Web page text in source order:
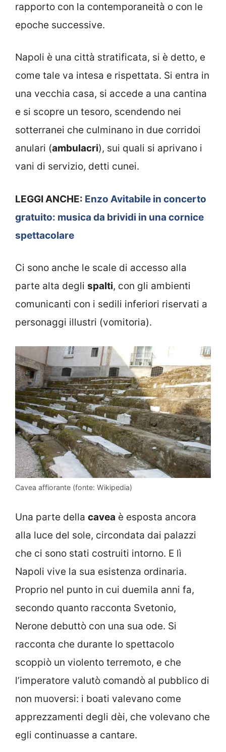
rapporto con la contemporaneità o con le
epoche successive.
Napoli è una città stratificata, si è detto, e
come tale va intesa e rispettata. Si entra in
una vecchia casa, si accede a una cantina
e si scopre un tesoro, scendendo nei
sotterranei che culminano in due corridoi
anulari (ambulacri), sui quali si aprivano i
vani di servizio, detti cunei.
LEGGI ANCHE: Enzo Avitabile in concerto
gratuito: musica da brividi in una cornice
spettacolare
Ci sono anche le scale di accesso alla
parte alta degli spalti, con gli ambienti
comunicanti con i sedili inferiori riservati a
personaggi illustri (vomitoria).
Cavea affiorante (fonte: Wikipedia)
Una parte della cavea è esposta ancora
alla luce del sole, circondata dai palazzi
che ci sono stati costruiti intorno. E lì
Napoli vive la sua esistenza ordinaria.
Proprio nel punto in cui duemila anni fa,
secondo quanto racconta Svetonio,
Nerone debuttò con una sua ode. Si
racconta che durante lo spettacolo
scoppiò un violento terremoto, e che
l’imperatore valutò comandò al pubblico di
non muoversi: i boati valevano come
apprezzamenti degli dèi, che volevano che
egli continuasse a cantare.